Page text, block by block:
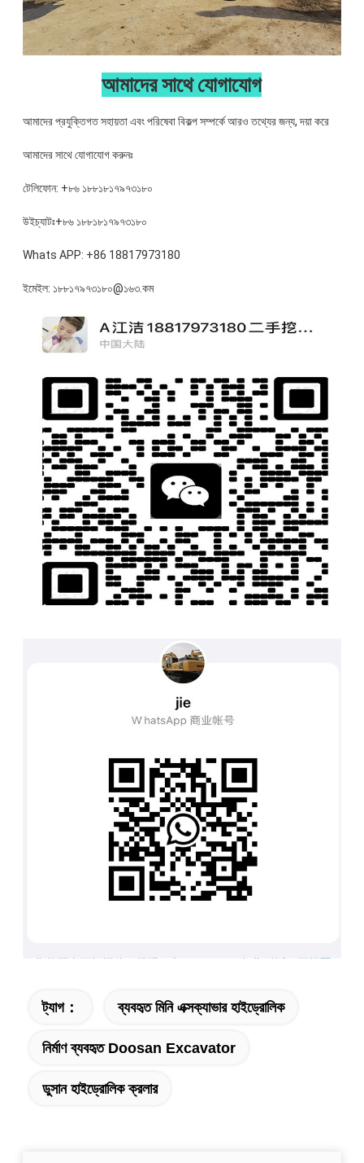
আমাদের সাথে যোগাযোগ
আমাদের প্রযুক্তিগত সহায়তা এবং পরিষেবা বিকল্প সম্পর্কে আরও তথ্যের জন্য, দয়া করে
আমাদের সাথে যোগাযোগ করুনঃ
টেলিফোন: +৮৬ ১৮৮১৮১৭৯৭৩১৮০
উইচ্যাটঃ+৮৬ ১৮৮১৮১৭৯৭৩১৮০
Whats APP: +86 18817973180
ইমেইল: ১৮৮১৭৯৭৩১৮০@১৬৩.কম
ট্যাগ： ব্যবহৃত মিনি এক্সক্যাভার হাইড্রোলিক
নির্মাণ ব্যবহৃত Doosan Excavator
ডুসান হাইড্রোলিক ক্রলার